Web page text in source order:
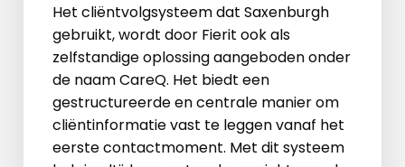
Het cliëntvolgsysteem dat Saxenburgh
gebruikt, wordt door Fierit ook als
zelfstandige oplossing aangeboden onder
de naam CareQ. Het biedt een
gestructureerde en centrale manier om
cliëntinformatie vast te leggen vanaf het
eerste contactmoment. Met dit systeem